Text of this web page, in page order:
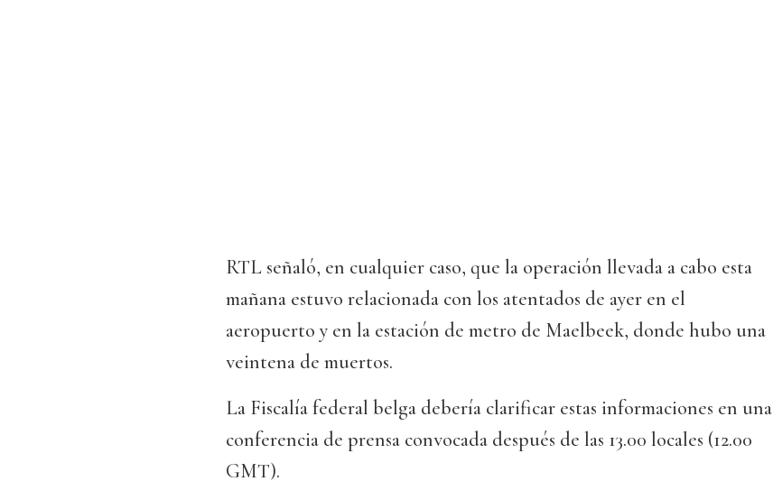
RTL señaló, en cualquier caso, que la operación llevada a cabo esta
mañana estuvo relacionada con los atentados de ayer en el
aeropuerto y en la estación de metro de Maelbeek, donde hubo una
veintena de muertos.
La Fiscalía federal belga debería clarificar estas informaciones en una
conferencia de prensa convocada después de las 13.00 locales (12.00
GMT).